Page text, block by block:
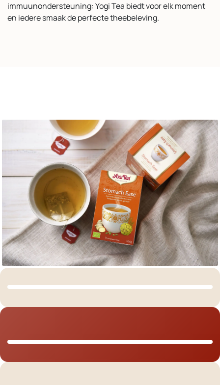
immuunondersteuning: Yogi Tea biedt voor elk moment
en iedere smaak de perfecte theebeleving.